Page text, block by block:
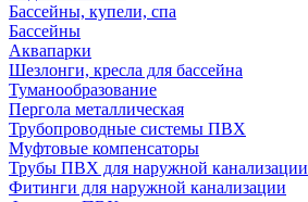
Бассейны, купели, спа
Бассейны
Аквапарки
Шезлонги, кресла для бассейна
Туманообразование
Пергола металлическая
Трубопроводные системы ПВХ
Муфтовые компенсаторы
Трубы ПВХ для наружной канализации
Фитинги для наружной канализации